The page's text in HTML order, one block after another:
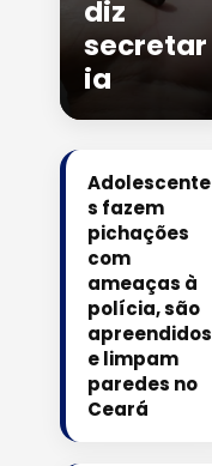
diz
secretar
ia
Adolescente
s fazem
pichações
com
ameaças à
polícia, são
apreendidos
e limpam
paredes no
Ceará